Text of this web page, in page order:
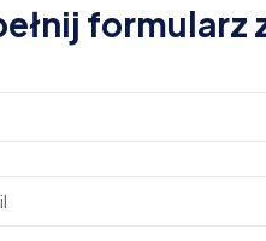
formularz